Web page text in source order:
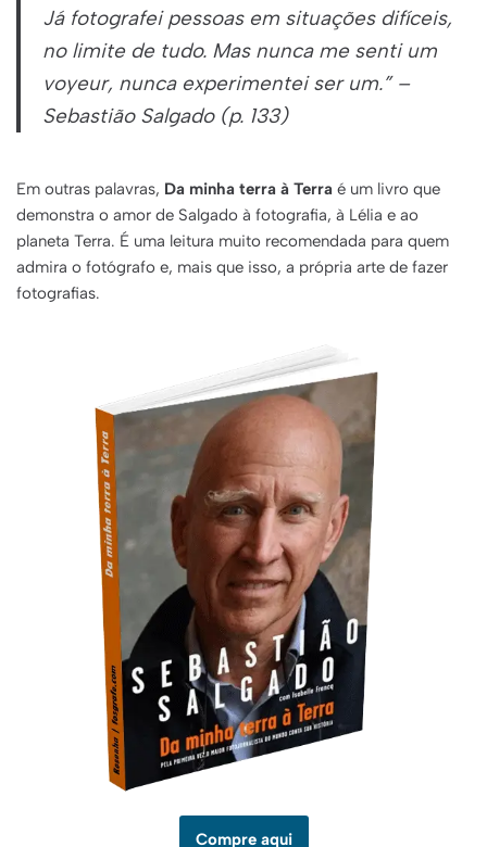
Já fotografei pessoas em situações difíceis,
no limite de tudo. Mas nunca me senti um
voyeur, nunca experimentei ser um.” –
Sebastião Salgado (p. 133)
Em outras palavras, Da minha terra à Terra é um livro que
demonstra o amor de Salgado à fotografia, à Lélia e ao
planeta Terra. É uma leitura muito recomendada para quem
admira o fotógrafo e, mais que isso, a própria arte de fazer
fotografias.
Compre aqui